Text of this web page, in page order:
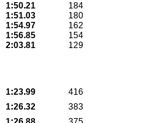
1:50.21
184
1:51.03
180
1:54.97
162
1:56.85
154
2:03.81
129
1:23.99 416
1:26.32
383